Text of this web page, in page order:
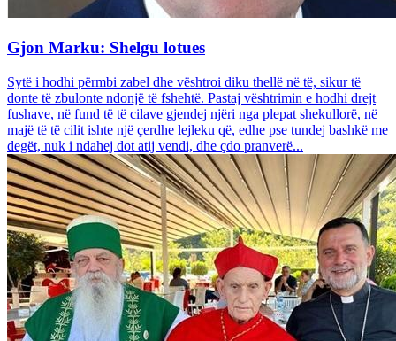
Gjon Marku: Shelgu lotues
Sytë i hodhi përmbi zabel dhe vështroi diku thellë në të, sikur të
donte të zbulonte ndonjë të fshehtë. Pastaj vështrimin e hodhi drejt
fushave, në fund të të cilave gjendej njëri nga plepat shekullorë, në
majë të të cilit ishte një çerdhe lejleku që, edhe pse tundej bashkë me
degët, nuk i ndahej dot atij vendi, dhe çdo pranverë...